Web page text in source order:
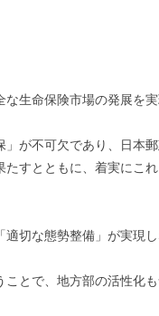
生命保険市場の発展を
が不可欠であり、日本
すとともに、着実にこ
切な態勢整備」が実現
とで、地方部の活性化